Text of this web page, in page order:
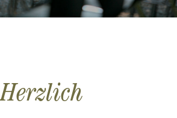
Herzlich